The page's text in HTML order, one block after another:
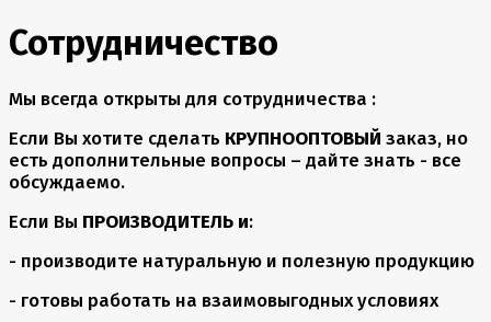
Сотрудничество
Мы всегда открыты для сотрудничества :
Если Вы хотите сделать КРУПНООПТОВЫЙ заказ, но
есть дополнительные вопросы – дайте знать - все
обсуждаемо.
Если Вы ПРОИЗВОДИТЕЛЬ и:
- производите натуральную и полезную продукцию
- готовы работать на взаимовыгодных условиях